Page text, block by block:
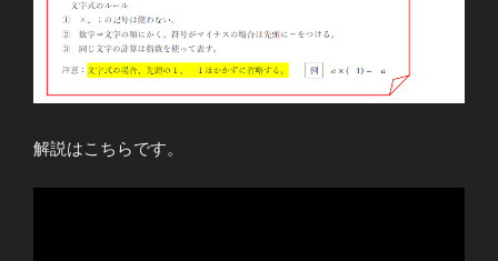
解説はこちらです。